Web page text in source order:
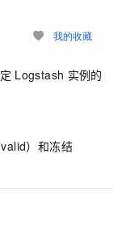
我的收藏
Logstash 实例的
）和冻结